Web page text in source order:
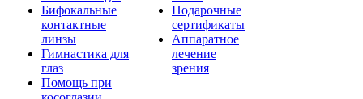
Бифокальные
контактные
линзы
Гимнастика для
глаз
Помощь при
Подарочные
сертификаты
Аппаратное
лечение
зрения